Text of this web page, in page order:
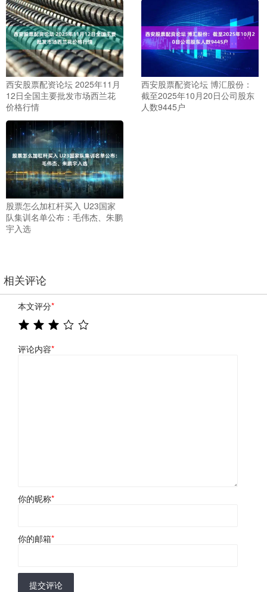
西安股票配资论坛 2025年11月
12日全国主要批发市场西兰花
价格行情
西安股票配资论坛 博汇股份：
截至2025年10月20日公司股东
人数9445户
股票怎么加杠杆买入 U23国家
队集训名单公布：毛伟杰、朱鹏
宇入选
相关评论
本文评分*
评论内容*
你的昵称*
你的邮箱*
提交评论